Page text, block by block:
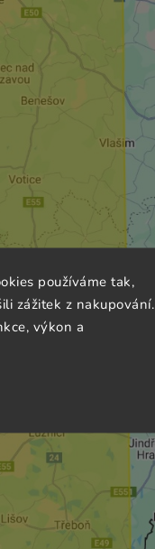
používáme tak,
zážitek z nakupování.
výkon a